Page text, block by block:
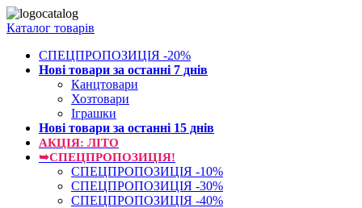
Каталог товарів
СПЕЦПРОПОЗИЦІЯ -20%
Нові товари за останнi 7 днiв
Канцтовари
Хозтовари
Іграшки
Нові товари за останнi 15 днiв
АКЦІЯ: ЛІТО
➥СПЕЦПРОПОЗИЦІЯ!
СПЕЦПРОПОЗИЦІЯ -10%
СПЕЦПРОПОЗИЦІЯ -30%
СПЕЦПРОПОЗИЦІЯ -40%